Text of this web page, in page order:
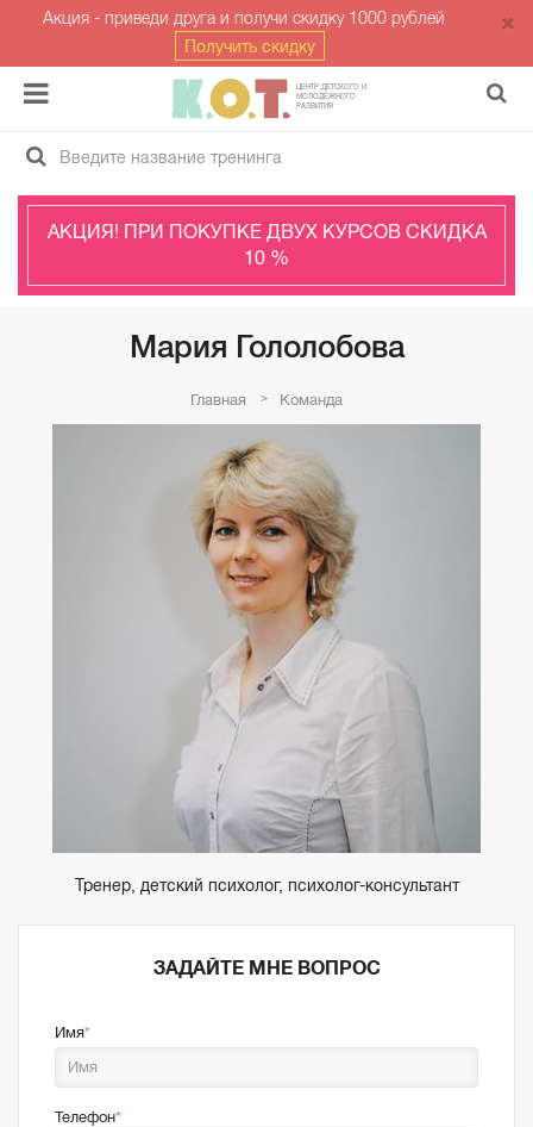
Акция - приведи друга и получи скидку 1000 рублей
Получить скидку
ЦЕНТР ДЕТСКОГО И
МОЛОДЁЖНОГО
РАЗВИТИЯ
АКЦИЯ! ПРИ ПОКУПКЕ ДВУХ КУРСОВ СКИДКА
10 %
Мария Гололобова
Главная Команда
Тренер, детский психолог, психолог-консультант
ЗАДАЙТЕ МНЕ ВОПРОС
Имя
Телефон